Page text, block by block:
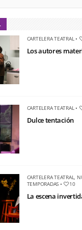
CARTELERA TEATRAL•
Los autores
CARTELERA TEATRAL•
Dulce tentación
CARTELERA TEATRAL,
TEMPORADAS • 10
La escena